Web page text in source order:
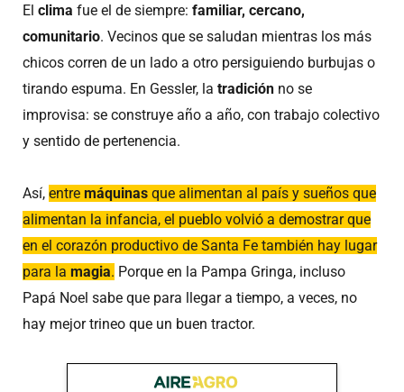
El clima fue el de siempre: familiar, cercano,
comunitario. Vecinos que se saludan mientras los más
chicos corren de un lado a otro persiguiendo burbujas o
tirando espuma. En Gessler, la tradición no se
improvisa: se construye año a año, con trabajo colectivo
y sentido de pertenencia.
Así, entre máquinas que alimentan al país y sueños que
alimentan la infancia, el pueblo volvió a demostrar que
en el corazón productivo de Santa Fe también hay lugar
para la magia. Porque en la Pampa Gringa, incluso
Papá Noel sabe que para llegar a tiempo, a veces, no
hay mejor trineo que un buen tractor.